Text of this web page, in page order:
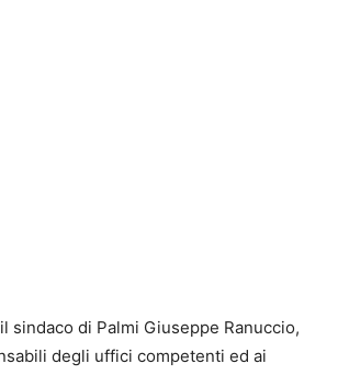
sindaco di Palmi Giuseppe Ranuccio,
degli uffici competenti ed ai